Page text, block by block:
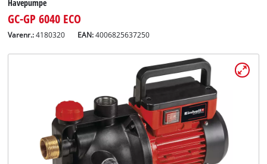
Dansk
English
Havepumpe
GC-GP 6040 ECO
Varenr.: 4180320 EAN:4006825637250